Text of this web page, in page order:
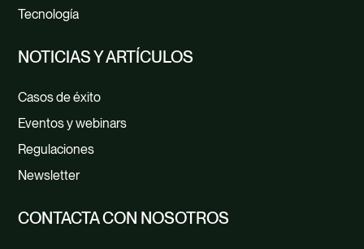
Tecnología
NOTICIAS Y ARTÍCULOS
Casos de éxito
Eventos y webinars
Regulaciones
Newsletter
CONTACTA CON NOSOTROS